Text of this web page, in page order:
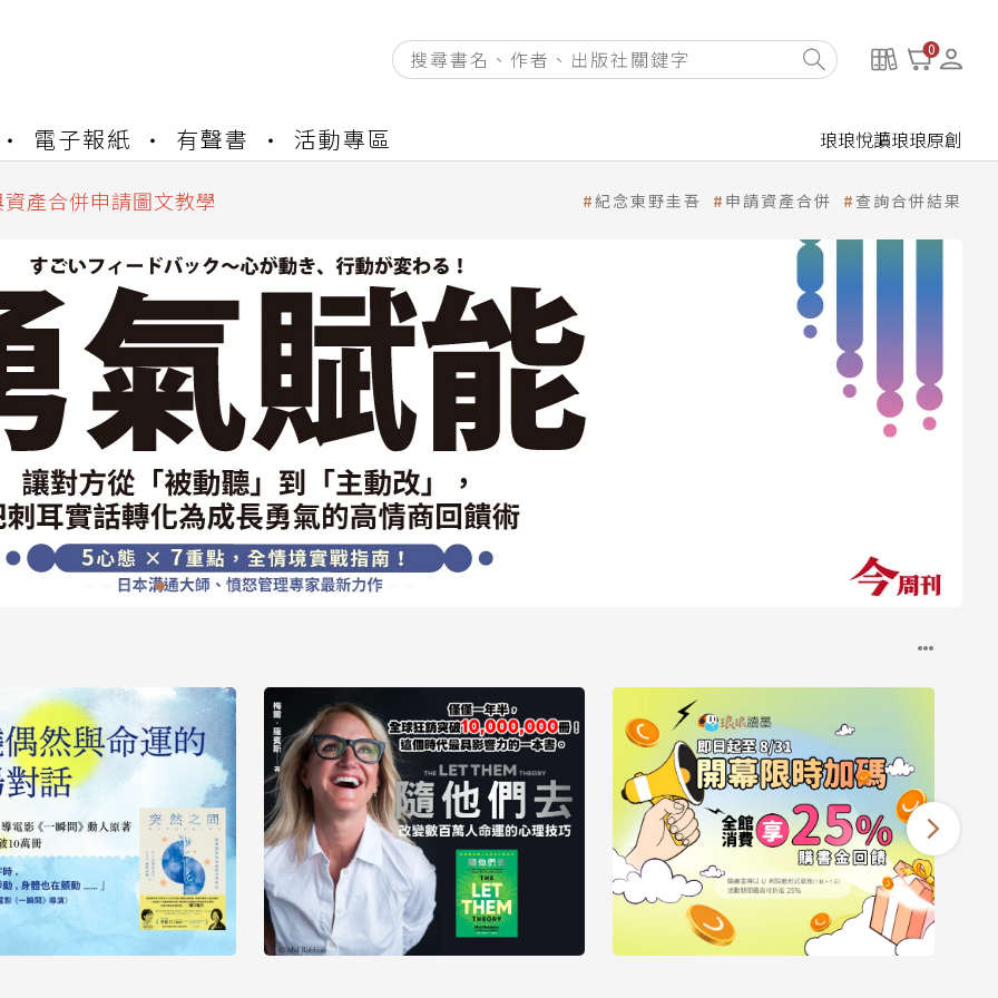
0
電子報紙 有聲書 活動專區 琅琅悅讀琅琅原創
開通申請
產合併申請圖文教學
開通申請
紀念東野圭吾 申請資產合併 查詢合併結果